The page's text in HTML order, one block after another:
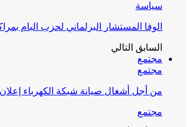
سياسة
الوفا المستشار البرلماني لحزب البام
السابق التالي
مجتمع
مجتمع
من أجل أشغال صيانة شبكة الكهرباء إعلان
مجتمع